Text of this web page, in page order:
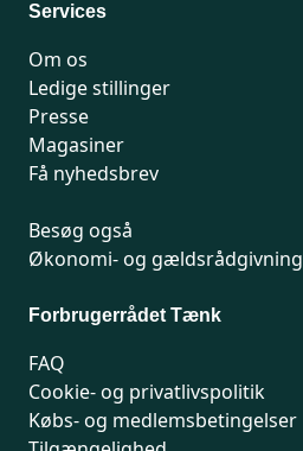
Services
Om os
Ledige stillinger
Presse
Magasiner
Få nyhedsbrev
Besøg også
Økonomi- og gældsrådgivning
Forbrugerrådet Tænk
FAQ
Cookie- og privatlivspolitik
Købs- og medlemsbetingelser